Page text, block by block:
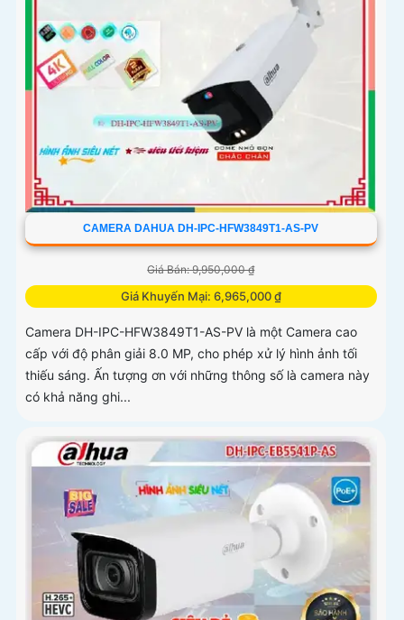
CAMERA DAHUA DH-IPC-HFW3849T1-AS-PV
Giá Bán: 9,950,000 ₫
Giá Khuyến Mại: 6,965,000 ₫
Camera DH-IPC-HFW3849T1-AS-PV là một Camera cao
cấp với độ phân giải 8.0 MP, cho phép xử lý hình ảnh tối
thiếu sáng. Ấn tượng ơn với những thông số là camera này
có khả năng ghi...